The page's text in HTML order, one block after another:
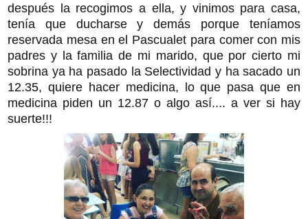
después la recogimos a ella, y vinimos para casa,
tenía que ducharse y demás porque teníamos
reservada mesa en el Pascualet para comer con mis
padres y la familia de mi marido, que por cierto mi
sobrina ya ha pasado la Selectividad y ha sacado un
12.35, quiere hacer medicina, lo que pasa que en
medicina piden un 12.87 o algo así.... a ver si hay
suerte!!!